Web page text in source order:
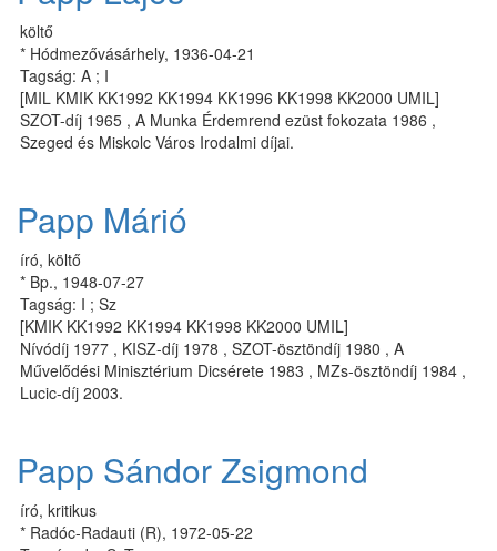
költő
* Hódmezővásárhely, 1936-04-21
Tagság: A ; I
[MIL KMIK KK1992 KK1994 KK1996 KK1998 KK2000 UMIL]
SZOT-díj 1965 , A Munka Érdemrend ezüst fokozata 1986 ,
Szeged és Miskolc Város Irodalmi díjai.
Papp Márió
író, költő
* Bp., 1948-07-27
Tagság: I ; Sz
[KMIK KK1992 KK1994 KK1998 KK2000 UMIL]
Nívódíj 1977 , KISZ-díj 1978 , SZOT-ösztöndíj 1980 , A
Művelődési Minisztérium Dicsérete 1983 , MZs-ösztöndíj 1984 ,
Lucic-díj 2003.
Papp Sándor Zsigmond
író, kritikus
* Radóc-Radauti (R), 1972-05-22